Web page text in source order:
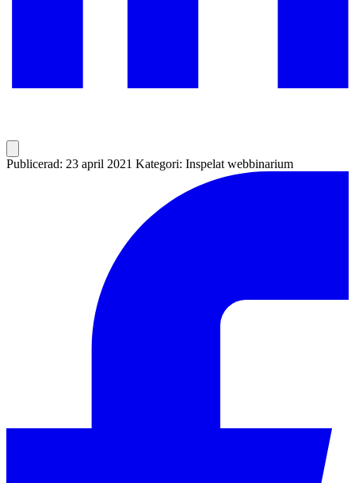
Publicerad: 23 april 2021 Kategori: Inspelat webbinarium